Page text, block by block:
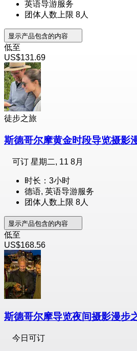
英语导游服务
团体人数上限 8人
显示产品包含的内容
低至
US$131.69
徒步之旅
斯德哥尔摩黄金时段导览摄影
可订 星期二, 11 8月
时长：3小时
德语, 英语导游服务
团体人数上限 8人
显示产品包含的内容
低至
US$168.56
斯德哥尔摩导览夜间摄影漫步
今日可订